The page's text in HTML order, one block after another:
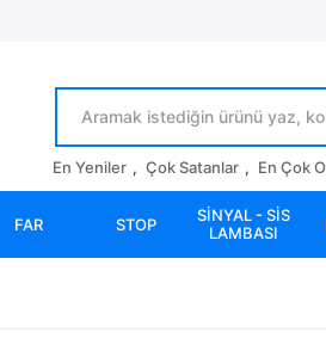
En Yeniler , Çok Satanlar , En Çok
FAR STOP
SİNYAL - SİS
LAMBASI